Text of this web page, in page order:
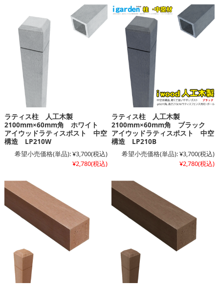
ラティス柱 人工木製
2100mm×60mm角 ホワイト
アイウッドラティスポスト 中空
構造 LP210W
希望小売価格(単品):¥3,700(税込)
¥2,780(税込)
ラティス柱 人工木製
2100mm×60mm角 ブラック
アイウッドラティスポスト 中空
構造 LP210B
希望小売価格(単品):¥3,700(税込)
¥2,780(税込)